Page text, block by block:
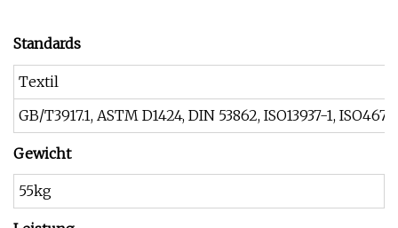
Standards
Textil
GB/T3917.1, ASTM D1424, DIN 53862, ISO13937-1,
Gewicht
55kg